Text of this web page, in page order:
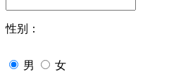
性别：
男 女